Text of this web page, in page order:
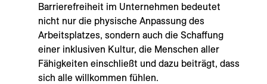
Barrierefreiheit im Unternehmen bedeutet
nicht nur die physische Anpassung des
Arbeitsplatzes, sondern auch die Schaffung
einer inklusiven Kultur, die Menschen aller
Fähigkeiten einschließt und dazu beiträgt, dass
sich alle willkommen fühlen.